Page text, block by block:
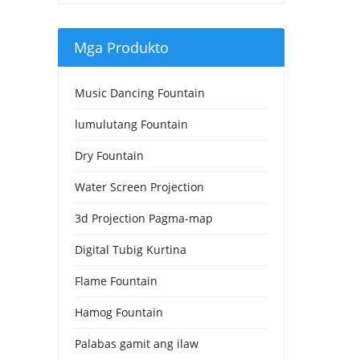
Mga Produkto
Music Dancing Fountain
lumulutang Fountain
Dry Fountain
Water Screen Projection
3d Projection Pagma-map
Digital Tubig Kurtina
Flame Fountain
Hamog Fountain
Palabas gamit ang ilaw